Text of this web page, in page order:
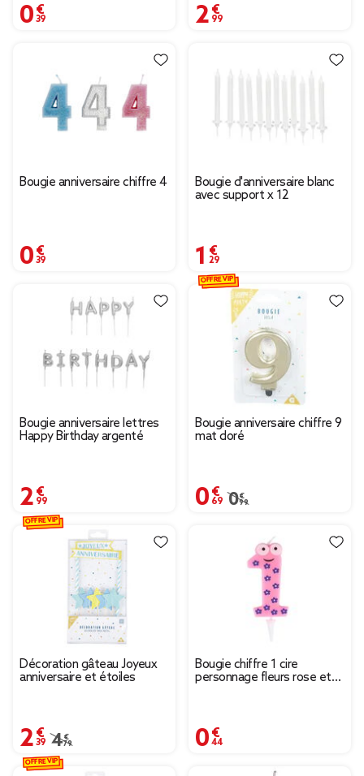
0,39 € 2,99 €
Bougie anniversaire chiffre 4
0,39 €
Bougie d'anniversaire blanc
avec support x 12
1,29 €
Bougie anniversaire lettres
Happy Birthday argenté
2,99 €
Bougie anniversaire chiffre 9
mat doré
0,69 €
Prix remisé de 0,99 €
0,99 €
OFFRE VIP
Décoration gâteau Joyeux
anniversaire et étoiles
2,39 €
Prix remisé de 4,79 € à 2,39 €
4,79 €
OFFRE VIP
Bougie chiffre 1 cire
personnage fleurs rose et
0,44 €
OFFRE VIP